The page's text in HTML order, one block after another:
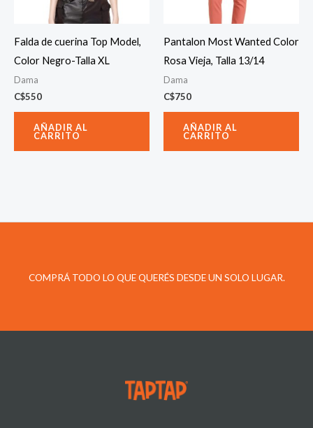
Falda de cuerina Top Model,
Color Negro-Talla XL
Dama
C$550
AÑADIR AL
CARRITO
Pantalon Most Wanted Color
Rosa Vieja, Talla 13/14
Dama
C$750
AÑADIR AL
CARRITO
COMPRÁ TODO LO QUE QUERÉS DESDE UN SOLO LUGAR.